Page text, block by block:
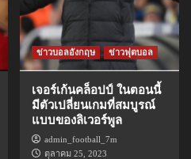
ข่าวบอลอังกฤษ ข่าวฟุตบอล
เจอร์เก้นคล็อปป์ ในตอนนี้
มีตัวเปลี่ยนเกมที่สมบูรณ์
แบบของลิเวอร์พูล
admin_football_7m
ตุลาคม 25, 2023